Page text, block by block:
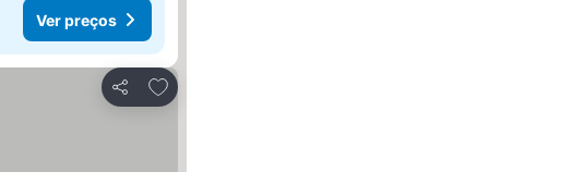
Ver preços
Partilhar
Adicionar aos favoritos